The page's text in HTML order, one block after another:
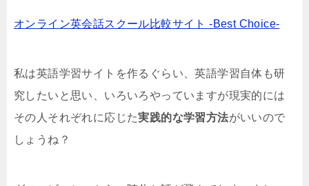
オンライン英会話スクール比較サイト -Best Choice-
私は英語学習サイトを作るぐらい、英語学習自体も研
究したいと思い、いろいろやっていますが現実的には
その人それぞれに応じた実践的な学習方法がいいので
しょうね？